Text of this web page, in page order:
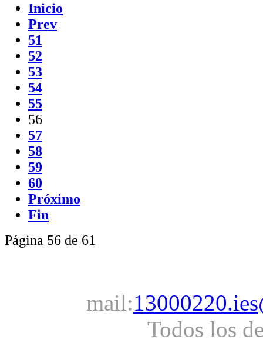
Inicio
Prev
51
52
53
54
55
56
57
58
59
60
Próximo
Fin
Página 56 de 61
mail:
Todos los